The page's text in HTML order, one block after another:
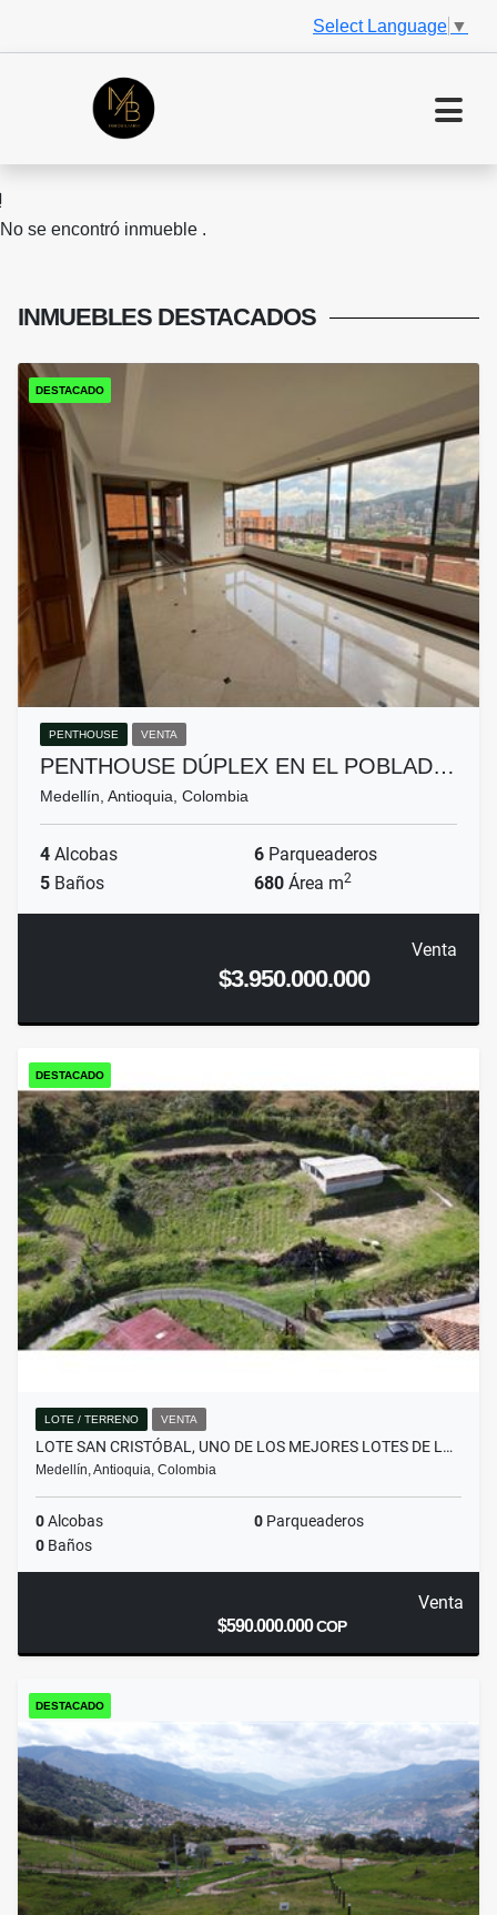
Select Language ▼
No se encontró inmueble .
INMUEBLES DESTACADOS
DESTACADO
PENTHOUSE VENTA
PENTHOUSE DÚPLEX EN EL POBLAD…
Medellín, Antioquia, Colombia
4 Alcobas 6 Parqueaderos
5 Baños 680 Área m2
Venta
$3.950.000.000
DESTACADO
LOTE / TERRENO VENTA
LOTE SAN CRISTÓBAL, UNO DE LOS MEJORES LOTES DE L…
Medellín, Antioquia, Colombia
0Alcobas 0 Parqueaderos
0 Baños
Venta
$590.000.000COP
DESTACADO